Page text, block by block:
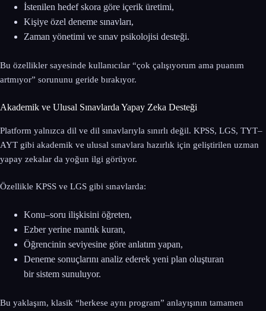
İstenilen hedef skora göre içerik üretimi,
Kişiye özel deneme sınavları,
Zaman yönetimi ve sınav psikolojisi desteği.
Bu özellikler sayesinde kullanıcılar “çok çalışıyorum ama puanım
artmıyor” sorununu geride bırakıyor.
Akademik ve Ulusal Sınavlarda Yapay Zeka Desteği
Platform yalnızca dil ve dil sınavlarıyla sınırlı değil. KPSS, LGS, TYT–
AYT gibi akademik ve ulusal sınavlara hazırlık için geliştirilen uzman
yapay zekalar da yoğun ilgi görüyor.
Özellikle KPSS ve LGS gibi sınavlarda:
Konu–soru ilişkisini öğreten,
Ezber yerine mantık kuran,
Öğrencinin seviyesine göre anlatım yapan,
Deneme sonuçlarını analiz ederek yeni plan oluşturan
bir sistem sunuluyor.
Bu yaklaşım, klasik “herkese aynı program” anlayışının tamamen